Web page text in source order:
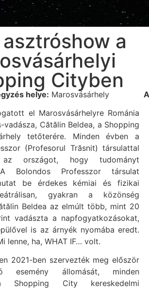
asztróshow a
Cityben
helye: Marosvásárhely
el Marosvásárhelyre Románia
Cătălin Beldea, a Shopping
tetőterére. Minden évben a
(Profesorul Trăsnit) társulattal
országot, hogy tudományt
Bolondos Professzor társulat
be érdekes kémiai és fizikai
gyakran a közönség
Beldea az elmúlt több, mint 20
vadászta a napfogyatkozásokat,
is az árnyék nyomába eredt.
lenne, ha, WHAT IF… volt.
2021-ben szervezték meg először
esemény állomását, minden
Shopping City kereskedelmi